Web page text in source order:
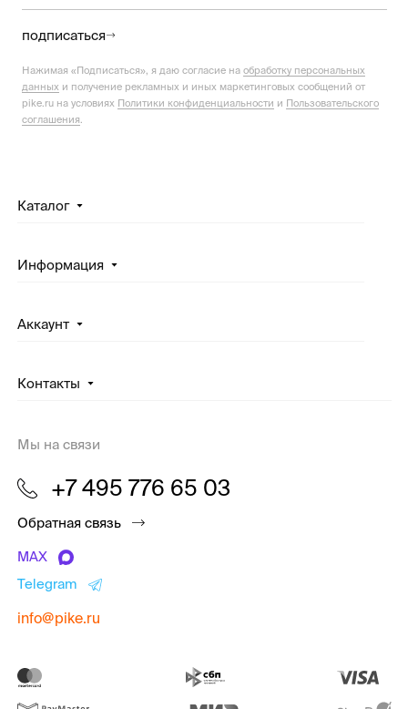
подписаться
Нажимая «Подписаться», я даю согласие на обработку персональных
данных и получение рекламных и иных маркетинговых сообщений от
pike.ru на условиях Политики конфиденциальности и Пользовательского
соглашения
Каталог
Информация
Аккаунт
Контакты
Мы на связи
+7 495 776 65 03
Обратная связь
MAX
Telegram
info@pike.ru